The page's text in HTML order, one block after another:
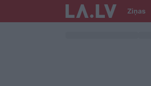
Ziņas